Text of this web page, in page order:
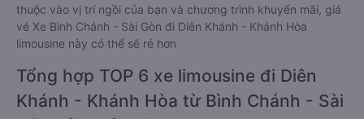
thuộc vào vị trí ngồi của bạn và chương trình khuyến mãi, giá
vé Xe Bình Chánh - Sài Gòn đi Diên Khánh - Khánh Hòa
limousine này có thể sẽ rẻ hơn
Tổng hợp TOP 6 xe limousine đi Diên
Khánh - Khánh Hòa từ Bình Chánh - Sài